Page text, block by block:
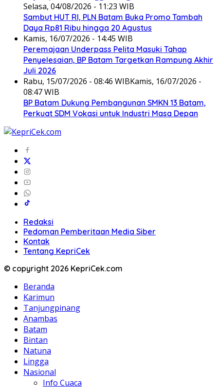
Selasa, 04/08/2026 - 11:23 WIB
Sambut HUT RI, PLN Batam Buka Promo Tambah
Daya Rp81 Ribu hingga 20 Agustus
Kamis, 16/07/2026 - 14:45 WIB
Peremajaan Underpass Pelita Masuki Tahap
Penyelesaian, BP Batam Targetkan Rampung Akhir
Juli 2026
Rabu, 15/07/2026 - 08:46 WIBKamis, 16/07/2026 -
08:47 WIB
BP Batam Dukung Pembangunan SMKN 13 Batam,
Perkuat SDM Vokasi untuk Industri Masa Depan
Redaksi
Pedoman Pemberitaan Media Siber
Kontak
Tentang KepriCek
© copyright 2026 KepriCek.com
Beranda
Karimun
Tanjungpinang
Anambas
Batam
Bintan
Natuna
Lingga
Nasional
Info Cuaca